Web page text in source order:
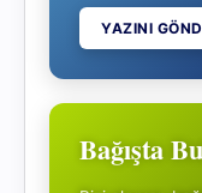
YAZINI
Bağışta